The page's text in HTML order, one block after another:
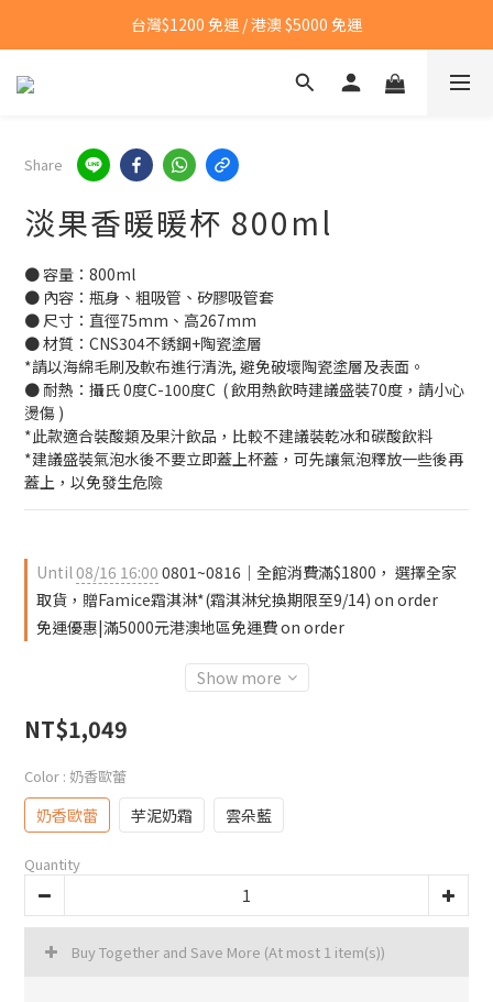
台灣$1200 免運 / 港澳 $5000 免運
台灣$1200 免運 / 港澳 $5000 免運
【點我👉】加入LINE，立即領取首購優惠碼
台灣$1200 免運 / 港澳 $5000 免運
Share
淡果香暖暖杯 800ml
● 容量：800ml
● 內容：瓶身、粗吸管、矽膠吸管套
● 尺寸：直徑75mm、高267mm
● 材質：CNS304不銹鋼+陶瓷塗層
*請以海綿毛刷及軟布進行清洗, 避免破壞陶瓷塗層及表面。
● 耐熱：攝氏 0度C-100度C  ( 飲用熱飲時建議盛裝70度，請小心
燙傷 )
*此款適合裝酸類及果汁飲品，比較不建議裝乾冰和碳酸飲料
*建議盛裝氣泡水後不要立即蓋上杯蓋，可先讓氣泡釋放一些後再
蓋上，以免發生危險
Until08/16 16:00 0801~0816｜全館消費滿$1800， 選擇全家
取貨，贈Famice霜淇淋*(霜淇淋兌換期限至9/14) on order
免運優惠|滿5000元港澳地區免運費 on order
Show more
NT$1,049
Color : 奶香歐蕾
奶香歐蕾 芋泥奶霜 雲朵藍
Quantity
Buy Together and Save More (At most 1 item(s))